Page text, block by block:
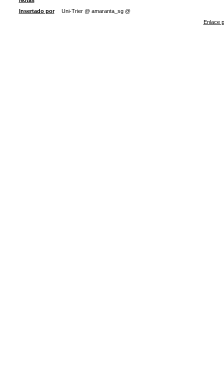
Insertado por
Uni-Trier @ amaranta_sg @
Enlace